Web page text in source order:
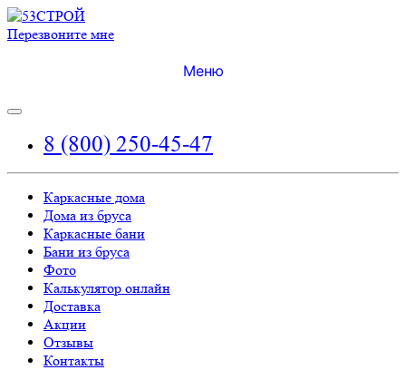
Перезвоните мне
Меню
8 (800) 250-45-47
Каркасные дома
Дома из бруса
Каркасные бани
Бани из бруса
Фото
Калькулятор онлайн
Доставка
Акции
Отзывы
Контакты